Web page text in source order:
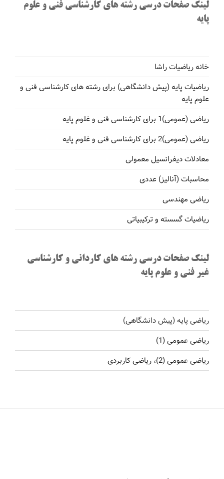
لینک صفحات درسی رشته های کارشناسی فنی و علوم
پایه
خانه ریاضیات راشا
ریاضیات پایه (پیش دانشگاهی) برای رشته های کارشناسی فنی و
علوم پایه
ریاضی (عمومی)1 برای کارشناسی فنی و غلوم پایه
ریاضی (عمومی)2 برای کارشناسی فنی و غلوم پایه
معادلات دیفرانسیل معمولی
محاسبات (آنالیز) عددی
ریاضی مهندسی
ریاضیات گسسته و ترکیبیاتی
لینک صفحات درسی رشته های کاردانی و کارشناسی
غیر فنی و علوم پایه
ریاضی پایه (پیش دانشگاهی)
ریاضی عمومی (1)
ریاضی عمومی (2)، ریاضی کاربردی